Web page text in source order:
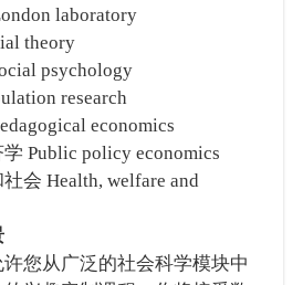
laboratory
theory
psychology
research
economics
Public policy economics
Health, welfare and
从广泛的社会科学模块中